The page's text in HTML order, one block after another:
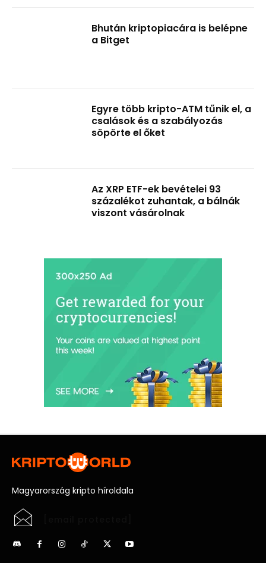
Bhután kriptopiacára is belépne
a Bitget
Egyre több kripto-ATM tűnik el, a
csalások és a szabályozás
söpörte el őket
Az XRP ETF-ek bevételei 93
százalékot zuhantak, a bálnák
viszont vásárolnak
Magyarország kripto híroldala